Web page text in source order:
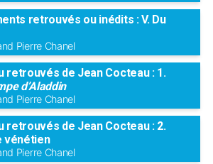
retrouvés ou inédits : V. Du
Pierre Chanel
retrouvés de Jean Cocteau : 1.
d’Aladdin
Pierre Chanel
retrouvés de Jean Cocteau : 2.
vénétien
Pierre Chanel